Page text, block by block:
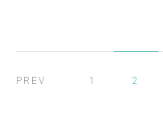
PREV 1 2